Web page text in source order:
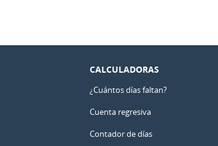
CALCULADORAS
¿Cuántos días faltan?
Cuenta regresiva
Contador de días